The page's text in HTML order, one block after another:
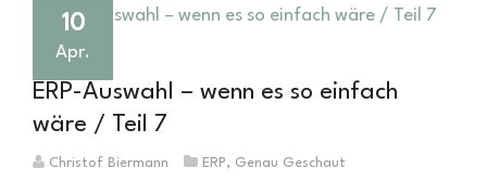
10
Apr.
ERP-Auswahl – wenn es so einfach
wäre / Teil 7
Christof Biermann ERP, Genau Geschaut